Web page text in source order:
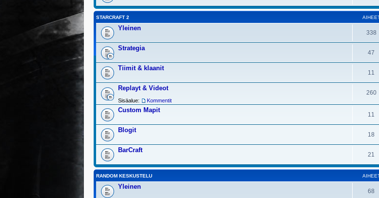
STARCRAFT 2
Yleinen
338
Strategia
47
Tiimit & klaanit
11
Replayt & Videot
Sisäalue: Kommentit
260
Custom Mapit
11
Blogit
18
BarCraft
21
RANDOM KESKUSTELU
Yleinen
68